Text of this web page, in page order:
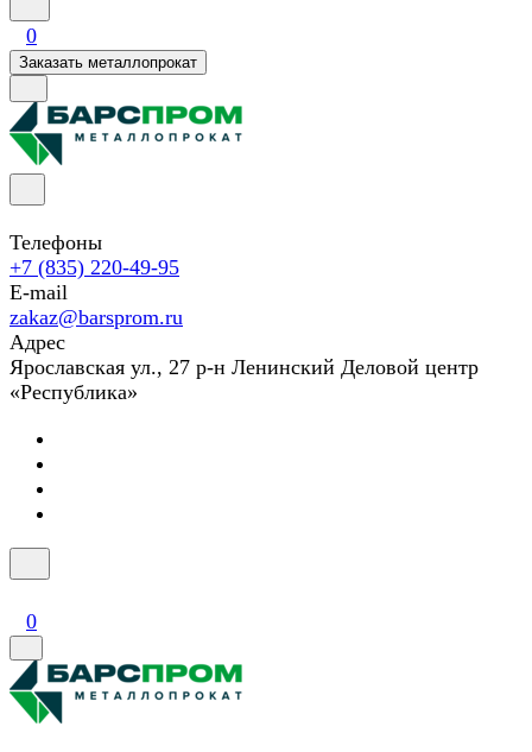
0
Заказать металлопрокат
Телефоны
+7 (835) 220-49-95
E-mail
zakaz@barsprom.ru
Адрес
Ярославская ул., 27 р-н Ленинский Деловой центр
«Республика»
0